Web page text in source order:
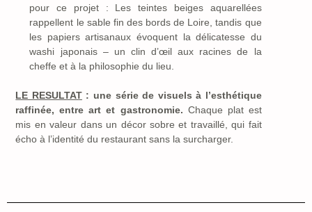
pour ce projet : Les teintes beiges aquarellées
rappellent le sable fin des bords de Loire, tandis que
les papiers artisanaux évoquent la délicatesse du
washi japonais – un clin d’œil aux racines de la
cheffe et à la philosophie du lieu.
LE RESULTAT: une série de visuels à l’esthétique
raffinée, entre art et gastronomie. Chaque plat est
mis en valeur dans un décor sobre et travaillé, qui fait
écho à l’identité du restaurant sans la surcharger.